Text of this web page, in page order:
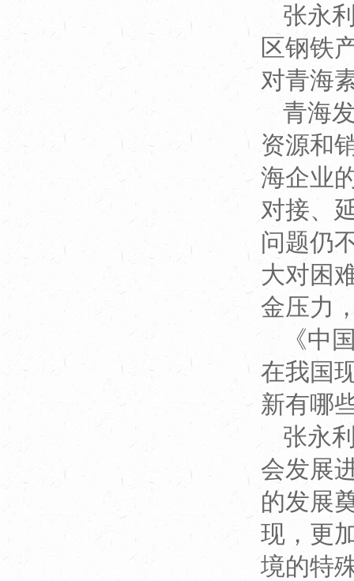
张永
区钢铁
对青海
青海
资源和
海企业
对接、
问题仍
大对困
金压力
《中
在我国
新有哪
张永
会发展
的发展
现，更
境的特